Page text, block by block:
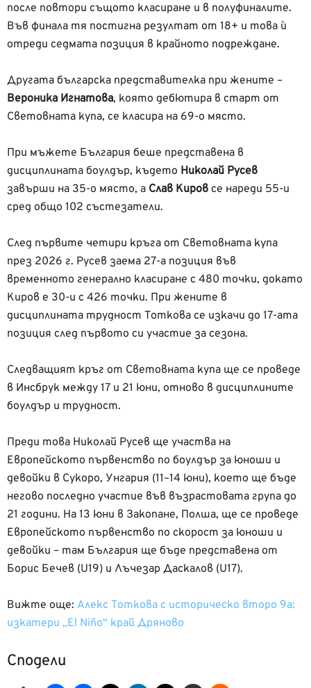
после повтори същото класиране и в полуфиналите.
Във финала тя постигна резултат от 18+ и това ѝ
отреди седмата позиция в крайното подреждане.
Другата българска представителка при жените –
Вероника Игнатова, която дебютира в старт от
Световната купа, се класира на 69-о място.
При мъжете България беше представена в
дисциплината боулдър, където Николай Русев
завърши на 35-о място, а Слав Киров се нареди 55-и
сред общо 102 състезатели.
След първите четири кръга от Световната купа
през 2026 г. Русев заема 27-а позиция във
временното генерално класиране с 480 точки, докато
Киров е 30-и с 426 точки. При жените в
дисциплината трудност Тоткова се изкачи до 17-ата
позиция след първото си участие за сезона.
Следващият кръг от Световната купа ще се проведе
в Инсбрук между 17 и 21 юни, отново в дисциплините
боулдър и трудност.
Преди това Николай Русев ще участва на
Европейското първенство по боулдър за юноши и
девойки в Сукоро, Унгария (11–14 юни), което ще бъде
негово последно участие във възрастовата група до
21 години. На 13 юни в Закопане, Полша, ще се проведе
Европейското първенство по скорост за юноши и
девойки – там България ще бъде представена от
Борис Бечев (U19) и Лъчезар Даскалов (U17).
Вижте още: Алекс Тоткова с историческо второ 9a:
изкатери „El Niño“ край Дряново
Сподели